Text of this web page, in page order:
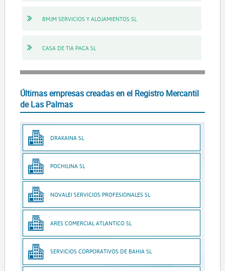
BMJM SERVICIOS Y ALOJAMIENTOS SL
CASA DE TIA PACA SL
Últimas empresas creadas en el Registro Mercantil
de Las Palmas
DRAKAINA SL
POCHILINA SL
NOVALEI SERVICIOS PROFESIONALES SL
ARES COMERCIAL ATLANTICO SL
SERVICIOS CORPORATIVOS DE BAHIA SL